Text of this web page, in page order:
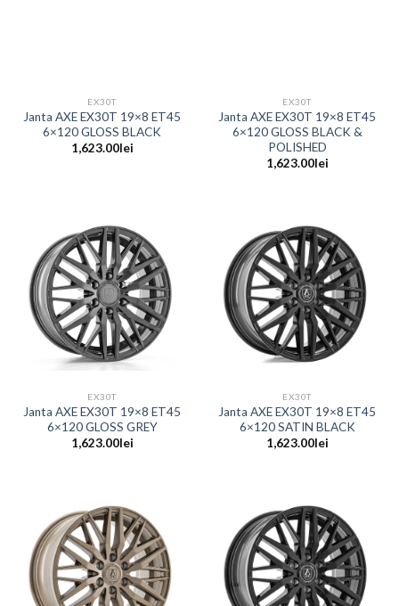
EX30T
Janta AXE EX30T 19×8 ET45
6×120 GLOSS BLACK
1,623.00lei
EX30T
Janta AXE EX30T 19×8 ET45
6×120 GLOSS BLACK &
POLISHED
1,623.00lei
EX30T
Janta AXE EX30T 19×8 ET45
6×120 GLOSS GREY
1,623.00lei
EX30T
Janta AXE EX30T 19×8 ET45
6×120 SATIN BLACK
1,623.00lei